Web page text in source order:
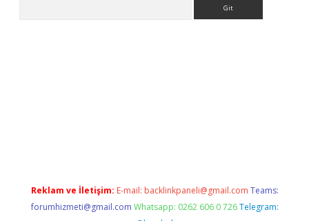
Reklam ve İletişim: E-mail: backlinkpaneli@gmail.com Teams:
forumhizmeti@gmail.com Whatsapp: 0262 606 0 726 Telegram: